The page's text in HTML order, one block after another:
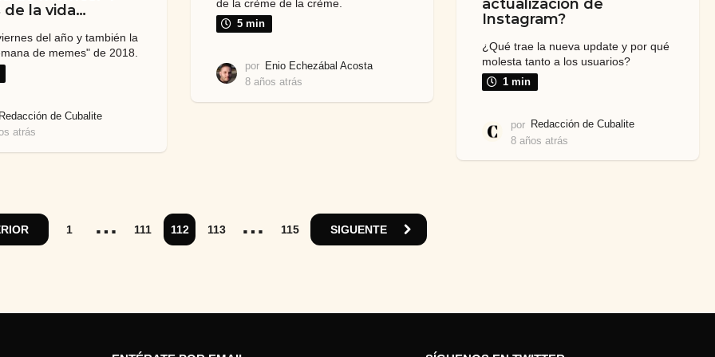
de la vida…
del año y también la
de memes" de 2018.
Redacción de Cubalite
atrás
de la crème de la crème.
5 min
por Enio Echezábal Acosta
8 años atrás
actualización de
Instagram?
¿Qué trae la nueva update y por qué
molesta tanto a los usuarios?
1 min
por Redacción de Cubalite
8 años atrás
1 … 111 112 113 … 115 SIGUENTE